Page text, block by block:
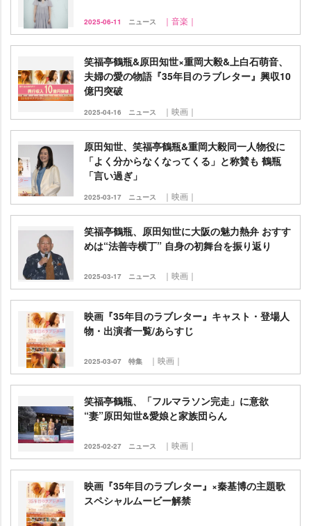
2025-06-11 ニュース ｜音楽｜
笑福亭鶴瓶&原田知世×重岡大毅&上白石萌音、
夫婦の愛の物語『35年目のラブレター』興収10
億円突破
2025-04-16 ニュース ｜映画｜
原田知世、笑福亭鶴瓶&重岡大毅同一人物役に
「よく分からなくなってくる」と称賛も 鶴瓶
「言い過ぎ」
2025-03-17 ニュース ｜映画｜
笑福亭鶴瓶、原田知世に大阪の魅力熱弁 おすす
めは“法善寺横丁” 自身の初舞台を振り返り
2025-03-17 ニュース ｜映画｜
映画『35年目のラブレター』キャスト・登場人
物・出演者一覧/あらすじ
2025-03-07 特集 ｜映画｜
笑福亭鶴瓶、「フルマラソン完走」に意欲
“妻”原田知世&愛娘と家族団らん
2025-02-27 ニュース ｜映画｜
映画『35年目のラブレター』×秦基博の主題歌
スペシャルムービー解禁